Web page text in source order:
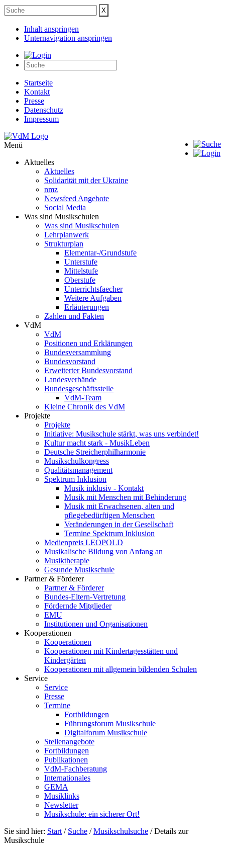
Inhalt anspringen
Unternavigation anspringen
Startseite
Kontakt
Presse
Datenschutz
Impressum
Menü
Aktuelles
Aktuelles
Solidarität mit der Ukraine
nmz
Newsfeed Angebote
Social Media
Was sind Musikschulen
Was sind Musikschulen
Lehrplanwerk
Strukturplan
Elementar-/Grundstufe
Unterstufe
Mittelstufe
Oberstufe
Unterrichtsfaecher
Weitere Aufgaben
Erläuterungen
Zahlen und Fakten
VdM
VdM
Positionen und Erklärungen
Bundesversammlung
Bundesvorstand
Erweiterter Bundesvorstand
Landesverbände
Bundesgeschäftsstelle
VdM-Team
Kleine Chronik des VdM
Projekte
Projekte
Initiative: Musikschule stärkt, was uns verbindet!
Kultur macht stark - MusikLeben
Deutsche Streicherphilharmonie
Musikschulkongress
Qualitätsmanagement
Spektrum Inklusion
Musik inklusiv - Kontakt
Musik mit Menschen mit Behinderung
Musik mit Erwachsenen, alten und
pflegebedürftigen Menschen
Veränderungen in der Gesellschaft
Termine Spektrum Inklusion
Medienpreis LEOPOLD
Musikalische Bildung von Anfang an
Musiktherapie
Gesunde Musikschule
Partner & Förderer
Partner & Förderer
Bundes-Eltern-Vertretung
Fördernde Mitglieder
EMU
Institutionen und Organisationen
Kooperationen
Kooperationen
Kooperationen mit Kindertagesstätten und
Kindergärten
Kooperationen mit allgemein bildenden Schulen
Service
Service
Presse
Termine
Fortbildungen
Führungsforum Musikschule
Digitalforum Musikschule
Stellenangebote
Fortbildungen
Publikationen
VdM-Fachberatung
Internationales
GEMA
Musiklinks
Newsletter
Musikschule: ein sicherer Ort!
Sie sind hier: Start / Suche /Musikschulsuche /Details zur
Musikschule